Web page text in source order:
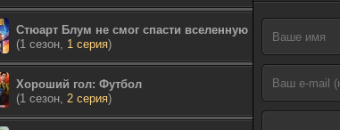
Стюарт Блум не смог спасти вселенную
(1 сезон, 1 серия)
Хороший гол: Футбол
(1 сезон, 2 серия)